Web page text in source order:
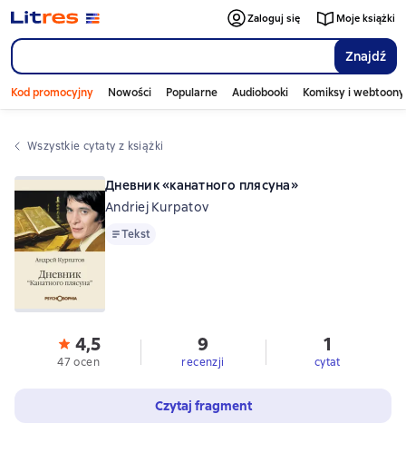
Znajdź
Zaloguj się Moje książki
Kod promocyjny Nowości Popularne Audiobooki Komiksy i webtoony
Wszystkie cytaty z książki
Дневник «канатного плясуна»
Andriej Kurpatov
TekstTekst
4,5
47 ocen
9
recenzji
1
cytat
Czytaj fragment